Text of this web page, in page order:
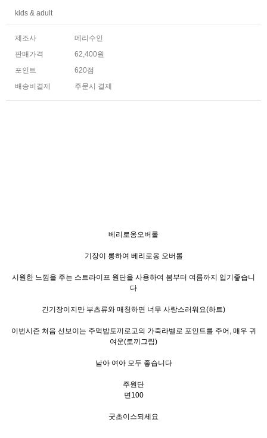
kids & adult
제조사
메리수인
판매가격
62,400원
포인트
620점
배송비결제
주문시 결제
베리로옹오버롤
기장이 롱하여 베리로옹 오버롤
시원한 느낌을 주는 스트라이프 원단을 사용하여 봄부터 여름까지 입기좋습니
다
긴기장이지만 부츠류와 매칭하면 너무 사랑스러워요(하트)
이번시즌 처음 선보이는 주먹밥토끼로고의 가죽라벨로 포인트를 주어, 매우 귀
여운(토끼그림)
남아 여아 모두 좋습니다
주원단
면100
굿초이스되세요